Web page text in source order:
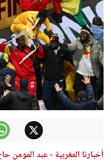
أخبارنا المغربية - عبد المومن